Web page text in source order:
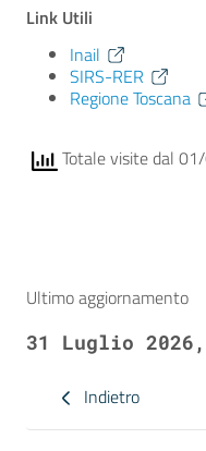
Indietro
Link Utili
Inail
SIRS-RER
Regione Toscana
Totale visite dal
Ultimo aggiornamento
31 Luglio